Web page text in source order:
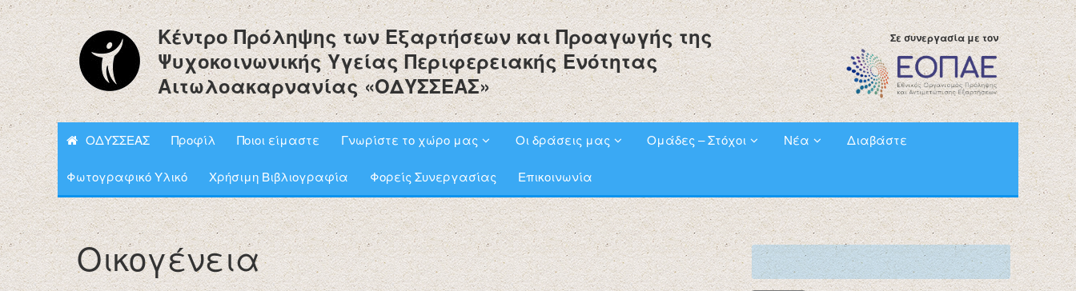
Κέντρο Πρόληψης των Εξαρτήσεων και Προαγωγής της
Ψυχοκοινωνικής Υγείας Περιφερειακής Ενότητας
Αιτωλοακαρνανίας «ΟΔΥΣΣΕΑΣ»
Σε συνεργασία με τον
ΟΔΥΣΣΕΑΣ Προφίλ Ποιοι είμαστε Γνωρίστε το χώρο μας Οι δράσεις μας Ομάδες – Στόχοι Νέα Διαβάστε
Φωτογραφικό Υλικό Χρήσιμη Βιβλιογραφία Φορείς Συνεργασίας Επικοινωνία
Οικογένεια
Search
for: